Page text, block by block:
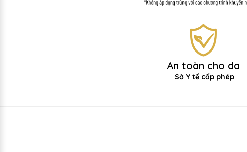
An toàn cho da
Sở Y tế cấp phép